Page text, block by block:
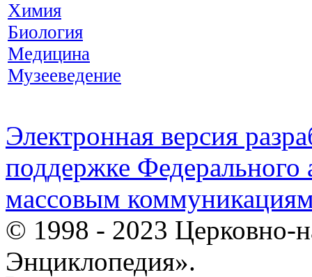
Химия
Биология
Медицина
Музееведение
Электронная версия
поддержке Федерального
массовым
© 1998 - 2023 Церковно-
Энциклопедия».